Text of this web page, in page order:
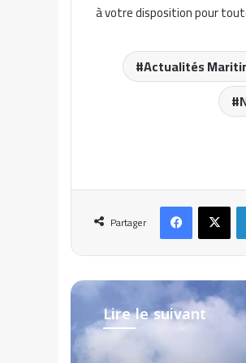
à votre disposition pour
Actualités
Partager
Lire le suivant